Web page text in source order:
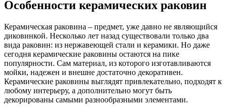
Особенности керамических раковин
Керамическая раковина – предмет, уже давно не являющийся
диковинкой. Несколько лет назад существовали только два
вида раковин: из нержавеющей стали и керамики. Но даже
сегодня керамические раковины остаются на пике
популярности. Сам материал, из которого изготавливаются
мойки, надежен и внешне достаточно декоративен.
Керамические раковины выглядят привлекательно, подходят к
любому интерьеру, а дополнительно могут быть
декорированы самыми разнообразными элементами.